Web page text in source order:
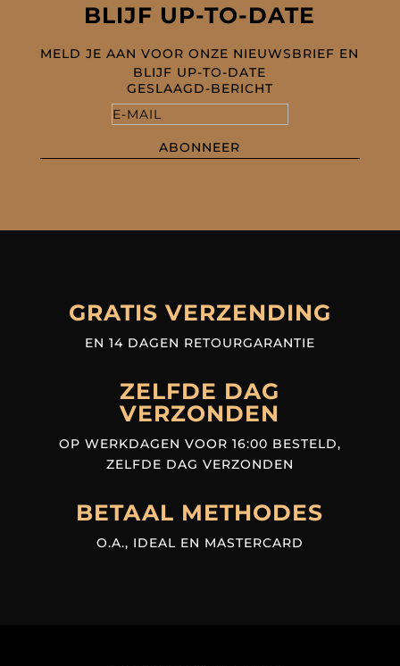
BLIJF UP-TO-DATE
MELD JE AAN VOOR ONZE NIEUWSBRIEF EN
BLIJF UP-TO-DATE
GESLAAGD-BERICHT
ABONNEER
GRATIS VERZENDING
EN 14 DAGEN RETOURGARANTIE
ZELFDE DAG
VERZONDEN
OP WERKDAGEN VOOR 16:00 BESTELD,
ZELFDE DAG VERZONDEN
BETAAL METHODES
O.A., IDEAL EN MASTERCARD